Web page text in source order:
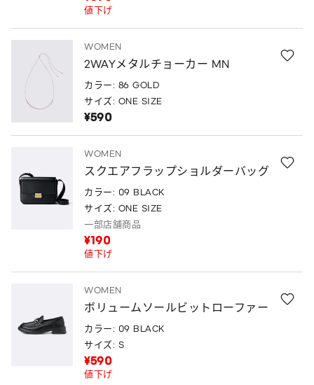
値下げ
WOMEN
2WAYメタルチョーカー MN
カラー: 86 GOLD
サイズ: ONE SIZE
¥590
WOMEN
スクエアフラップショルダーバッグ
カラー: 09 BLACK
サイズ: ONE SIZE
一部店舗商品
¥190
値下げ
WOMEN
ボリュームソールビットローファー
カラー: 09 BLACK
サイズ: S
¥590
値下げ